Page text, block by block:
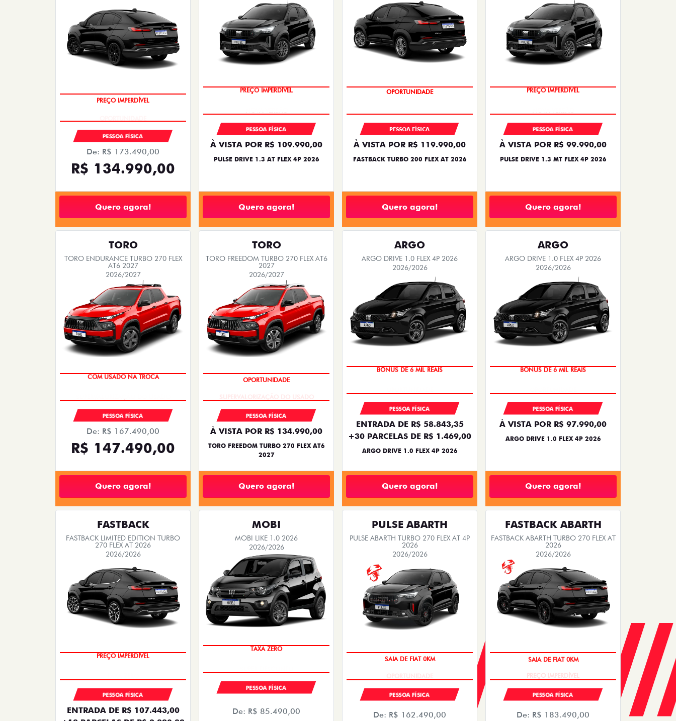
PREÇO IMPERDÍVEL
PESSOA FÍSICA
De: R$ 173.490,00
R$ 134.990,00
Quero agora!
PREÇO IMPERDÍVEL
PESSOA FÍSICA
À VISTA POR R$ 109.990,00
PULSE DRIVE 1.3 AT FLEX 4P 2026
Quero agora!
OPORTUNIDADE
PESSOA FÍSICA
À VISTA POR R$ 119.990,00
FASTBACK TURBO 200 FLEX AT 2026
Quero agora!
PREÇO IMPERDÍVEL
PESSOA FÍSICA
À VISTA POR R$ 99.990,00
PULSE DRIVE 1.3 MT FLEX 4P 2026
Quero agora!
TORO
TORO ENDURANCE TURBO 270 FLEX
AT6 2027
2026/2027
COM USADO NA TROCA
PESSOA FÍSICA
De: R$ 167.490,00
R$ 147.490,00
Quero agora!
TORO
TORO FREEDOM TURBO 270 FLEX AT6
2027
2026/2027
OPORTUNIDADE
PESSOA FÍSICA
À VISTA POR R$ 134.990,00
TORO FREEDOM TURBO 270 FLEX AT6
2027
Quero agora!
ARGO
ARGO DRIVE 1.0 FLEX 4P 2026
2026/2026
BÔNUS DE 6 MIL REAIS
PESSOA FÍSICA
ENTRADA DE R$ 58.843,35
+30 PARCELAS DE R$ 1.469,00
ARGO DRIVE 1.0 FLEX 4P 2026
Quero agora!
ARGO
ARGO DRIVE 1.0 FLEX 4P 2026
2026/2026
BÔNUS DE 6 MIL REAIS
PESSOA FÍSICA
À VISTA POR R$ 97.990,00
ARGO DRIVE 1.0 FLEX 4P 2026
Quero agora!
FASTBACK
FASTBACK LIMITED EDITION TURBO
270 FLEX AT 2026
2026/2026
PREÇO IMPERDÍVEL
PESSOA FÍSICA
ENTRADA DE R$ 107.443,00
MOBI
MOBI LIKE 1.0 2026
2026/2026
TAXA ZERO
PESSOA FÍSICA
De: R$ 85.490,00
PULSE ABARTH
PULSE ABARTH TURBO 270 FLEX AT 4P
2026
2026/2026
SAIA DE FIAT 0KM
PESSOA FÍSICA
De: R$ 162.490,00
FASTBACK ABARTH
FASTBACK ABARTH TURBO 270 FLEX AT
2026
2026/2026
SAIA DE FIAT 0KM
PESSOA FÍSICA
De: R$ 183.490,00